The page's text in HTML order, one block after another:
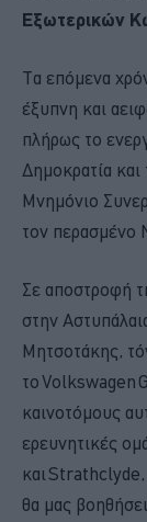
Εξωτερικών
Τα επόμενα
έξυπνη και
πλήρως το
Δημοκρατία
Μνημόνιο
τον περασμένο
Σε αποστροφή
στην
Μητσοτάκης,
το Volkswagen
καινοτόμους
ερευνητικές
και
θα μας